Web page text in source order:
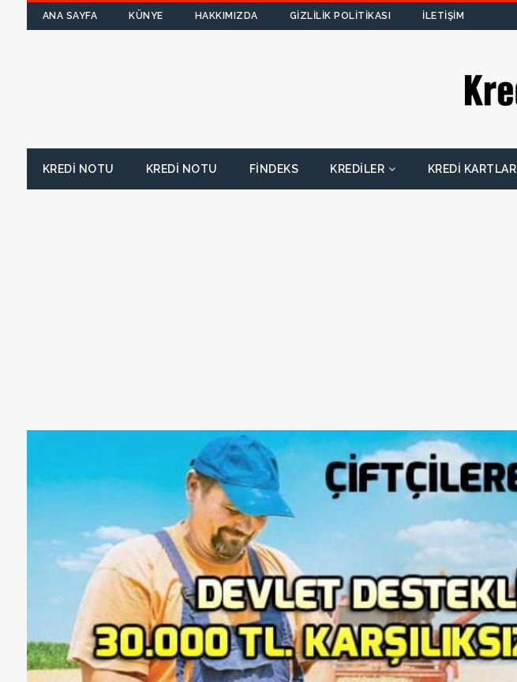
ANA SAYFA KÜNYE HAKKIMIZDA GIZLILIK POLITIKASI İLETIŞIM
KREDI NOTU KREDI NOTU FINDEKS KREDILER KREDI KARTLARI